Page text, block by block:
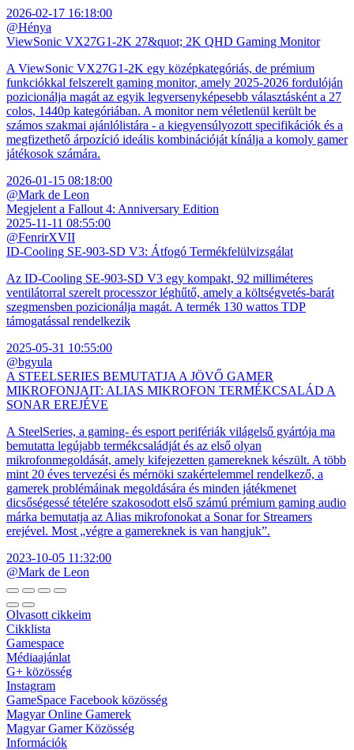
2026-02-17 16:18:00
@Hénya
ViewSonic VX27G1-2K 27&quot; 2K QHD Gaming Monitor
A ViewSonic VX27G1-2K egy középkategóriás, de prémium
funkciókkal felszerelt gaming monitor, amely 2025-2026 fordulóján
pozicionálja magát az egyik legversenyképesebb választásként a 27
colos, 1440p kategóriában. A monitor nem véletlenül került be
számos szakmai ajánlólistára - a kiegyensúlyozott specifikációk és a
megfizethető árpozíció ideális kombinációját kínálja a komoly gamer
játékosok számára.
2026-01-15 08:18:00
@Mark de Leon
Megjelent a Fallout 4: Anniversary Edition
2025-11-11 08:55:00
@FenrirXVII
ID-Cooling SE-903-SD V3: Átfogó Termékfelülvizsgálat
Az ID-Cooling SE-903-SD V3 egy kompakt, 92 milliméteres
ventilátorral szerelt processzor léghűtő, amely a költségvetés-barát
szegmensben pozicionálja magát. A termék 130 wattos TDP
támogatással rendelkezik
2025-05-31 10:55:00
@bgyula
A STEELSERIES BEMUTATJA A JÖVŐ GAMER
MIKROFONJAIT: ALIAS MIKROFON TERMÉKCSALÁD A
SONAR EREJÉVE
A SteelSeries, a gaming- és esport perifériák világelső gyártója ma
bemutatta legújabb termékcsaládját és az első olyan
mikrofonmegoldását, amely kifejezetten gamereknek készült. A több
mint 20 éves tervezési és mérnöki szakértelemmel rendelkező, a
gamerek problémáinak megoldására és minden játékmenet
dicsőségessé tételére szakosodott első számú prémium gaming audio
márka bemutatja az Alias mikrofonokat a Sonar for Streamers
erejével. Most „végre a gamereknek is van hangjuk”.
2023-10-05 11:32:00
@Mark de Leon
Olvasott cikkeim
Cikklista
Gamespace
Médiaajánlat
G+ közösség
Instagram
GameSpace Facebook közösség
Magyar Online Gamerek
Magyar Gamer Közösség
Információk